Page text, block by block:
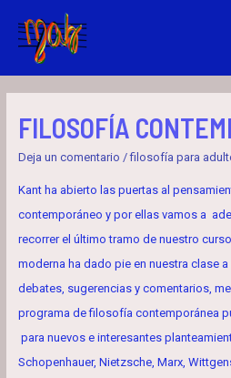
contenido
FILOSOFÍA
Deja un comentario /filosofía para
Kant ha abierto las puertas al
contemporáneo y por ellas vamos a
recorrer el último tramo de nuestro
moderna ha dado pie en nuestra clase
debates, sugerencias y comentarios,
programa de filosofía contemporánea
para nuevos e interesantes
Schopenhauer, Nietzsche, Marx,